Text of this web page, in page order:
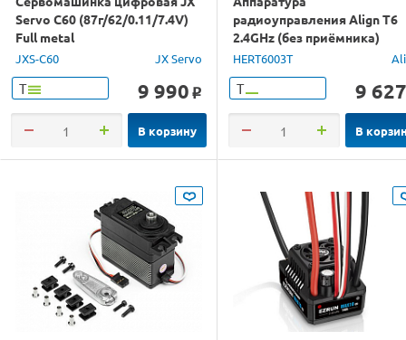
Servo C60 (87г/62/0.11/7.4V)
Full metal
JXS-C60 JX Servo
Т 9 990 o
В корзину
радиоуправления Align T6
2.4GHz (без приёмника)
HERT6003T
Т 9 627
В